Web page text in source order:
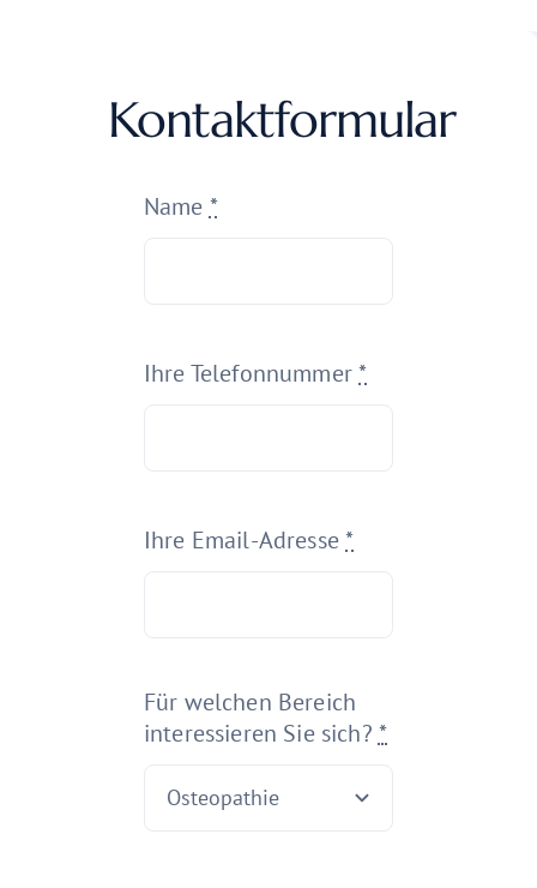
Kontaktformular
Name *
Ihre Telefonnummer*
Ihre Email-Adresse*
Für welchen Bereich
interessieren Sie sich? *